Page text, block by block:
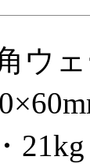
ウ